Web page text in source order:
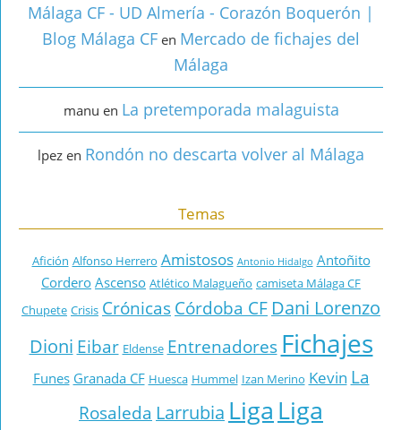
Málaga CF - UD Almería - Corazón Boquerón |
Blog Málaga CF en Mercado de fichajes del
Málaga
manu en La pretemporada malaguista
lpez en Rondón no descarta volver al Málaga
Temas
Afición Alfonso Herrero Amistosos Antonio Hidalgo Antoñito
CorderoAscenso Atlético Malagueño camiseta Málaga CF
Chupete Crisis Crónicas Córdoba CF Dani Lorenzo
Dioni Eibar Eldense Entrenadores Fichajes
Funes Granada CF Huesca Hummel Izan Merino Kevin La
Rosaleda Larrubia Liga Liga